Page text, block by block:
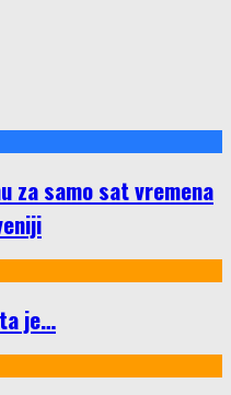
za samo sat vremena
je…